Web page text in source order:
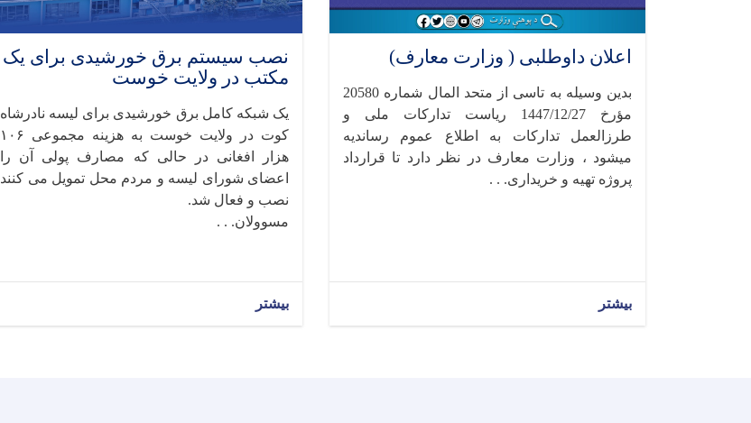
اعلان داوطلبی ( وزارت معارف)
بدین وسیله به تاسی از متحد المال شماره 20580
مؤرخ 1447/12/27 ریاست تدارکات ملی و
طرزالعمل تدارکات به اطلاع عموم رساندیه
میشود ، وزارت معارف در نظر دارد تا قرارداد
پروژه تهیه و خریداری. . .
بیشتر
نصب سیستم برق خورشیدی برای یک
مکتب در ولایت خوست
یک شبکه کامل برق خورشیدی برای لیسه نادرشاه
کوت در ولایت خوست به هزینه مجموعی ۱۰۶
هزار افغانی در حالی که مصارف پولی آن را
اعضای شورای لیسه و مردم محل تمویل می کنند
نصب و فعال شد.
مسوولان. . .
بیشتر